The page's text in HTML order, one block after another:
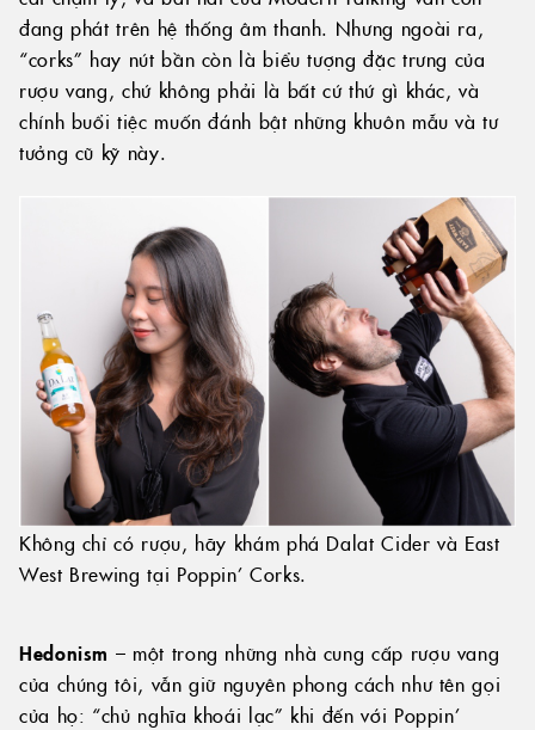
đang phát trên hệ thống âm thanh. Nhưng ngoài ra,
“corks” hay nút bần còn là biểu tượng đặc trưng của
rượu vang, chứ không phải là bất cứ thứ gì khác, và
chính buổi tiệc muốn đánh bật những khuôn mẫu và tư
tưởng cũ kỹ này.
Không chỉ có rượu, hãy khám phá Dalat Cider và East
West Brewing tại Poppin’ Corks.
Hedonism – một trong những nhà cung cấp rượu vang
của chúng tôi, vẫn giữ nguyên phong cách như tên gọi
của họ: “chủ nghĩa khoái lạc” khi đến với Poppin’